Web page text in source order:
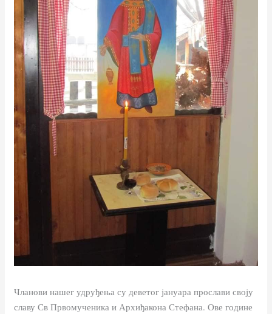
Чланови нашег удруђења су деветог јануара прослави своју
славу Св Првомученика и Архиђакона Стефана. Ове године